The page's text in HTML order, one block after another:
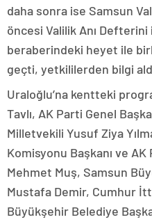
daha sonra ise Samsun
öncesi Valilik Anı
beraberindeki heyet ile
geçti, yetkililerden bilgi
Uraloğlu’na kentteki
Tavlı, AK Parti Genel
Milletvekili Yusuf Ziya
Komisyonu Başkanı ve
Mehmet Muş, Samsun
Mustafa Demir, Cumhur
Büyükşehir Belediye